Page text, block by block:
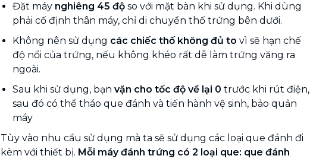
Đặt máy nghiêng 45 độ so với mặt bàn khi sử dụng. Khi dùng
phải cố định thân máy, chỉ di chuyển thố trứng bên dưới.
Không nên sử dụng các chiếc thố không đủ to vì sẽ hạn chế
độ nổi của trứng, nếu không khéo rất dễ làm trứng văng ra
ngoài.
Sau khi sử dụng, bạn vặn cho tốc độ về lại 0 trước khi rút điện,
sau đó có thể tháo que đánh và tiến hành vệ sinh, bảo quản
máy
Tùy vào nhu cầu sử dụng mà ta sẽ sử dụng các loại que đánh đi
kèm với thiết bị. Mỗi máy đánh trứng có 2 loại que: que đánh